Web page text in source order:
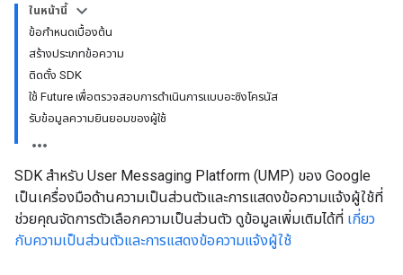
ในหน้านี้
ข้อกำหนดเบื้องต้น
สร้างประเภทข้อความ
ติดตั้ง SDK
ใช้ Future เพื่อตรวจสอบการดำเนินการแบบอะซิงโครนัส
รับข้อมูลความยินยอมของผู้ใช้
SDK สำหรับ User Messaging Platform (UMP) ของ Google
เป็นเครื่องมือด้านความเป็นส่วนตัวและการแสดงข้อความแจ้งผู้ใช้ที่
ช่วยคุณจัดการตัวเลือกความเป็นส่วนตัว ดูข้อมูลเพิ่มเติมได้ที่ เกี่ยว
กับความเป็นส่วนตัวและการแสดงข้อความแจ้งผู้ใช้